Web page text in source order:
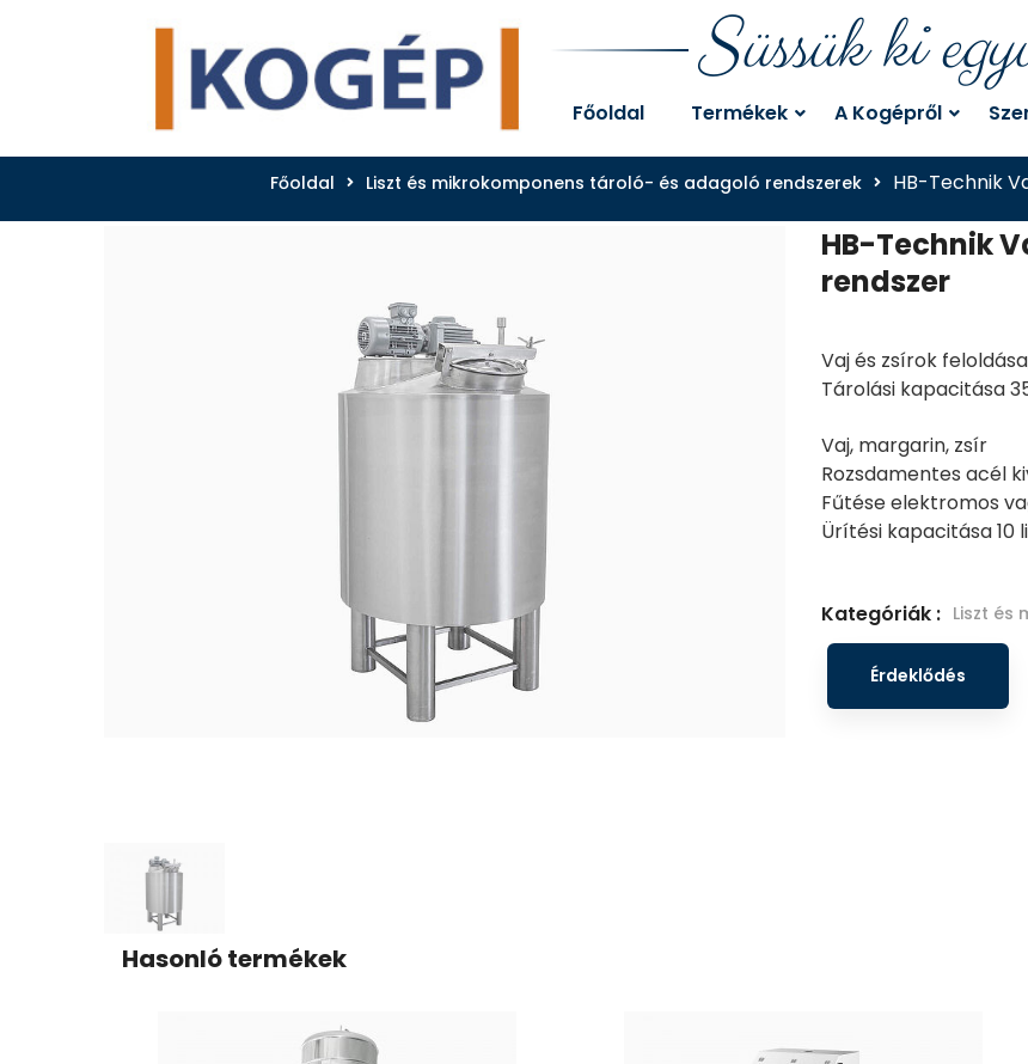
Süssük ki
Főoldal Termékek A Kogépről
Főoldal Liszt és mikrokomponens tároló- és adagoló rendszerek HB-Technik
HB-Technik
rendszer
Vaj és zsírok
Tárolási kapacitása
Vaj, margarin, zsír
Rozsdamentes acél
Fűtése elektromos
Ürítési kapacitása
Kategóriák : Liszt és
Érdeklődés
Hasonló termékek